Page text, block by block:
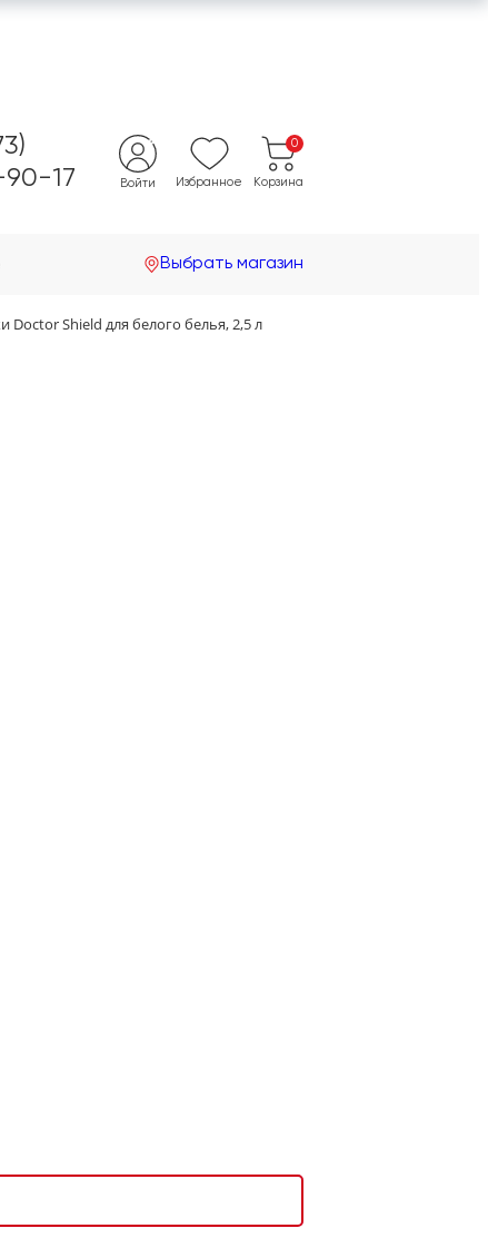
17
Войти Избранное Корзина
0
Выбрать магазин
Doctor Shield для белого белья, 2,5 л